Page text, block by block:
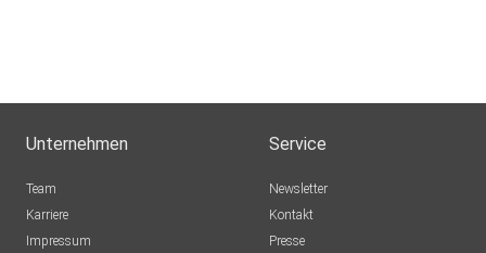
Unternehmen
Team
Karriere
Impressum
Service
Newsletter
Kontakt
Presse